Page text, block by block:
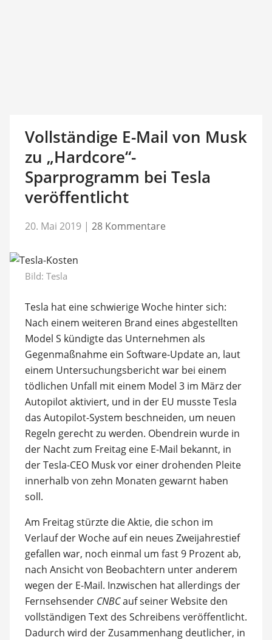
Vollständige E-Mail von Musk
zu „Hardcore“-
Sparprogramm bei Tesla
veröffentlicht
20. Mai 2019 | 28 Kommentare
Bild: Tesla
Tesla hat eine schwierige Woche hinter sich:
Nach einem weiteren Brand eines abgestellten
Model S kündigte das Unternehmen als
Gegenmaßnahme ein Software-Update an, laut
einem Untersuchungsbericht war bei einem
tödlichen Unfall mit einem Model 3 im März der
Autopilot aktiviert, und in der EU musste Tesla
das Autopilot-System beschneiden, um neuen
Regeln gerecht zu werden. Obendrein wurde in
der Nacht zum Freitag eine E-Mail bekannt, in
der Tesla-CEO Musk vor einer drohenden Pleite
innerhalb von zehn Monaten gewarnt haben
soll.
Am Freitag stürzte die Aktie, die schon im
Verlauf der Woche auf ein neues Zweijahrestief
gefallen war, noch einmal um fast 9 Prozent ab,
nach Ansicht von Beobachtern unter anderem
wegen der E-Mail. Inzwischen hat allerdings der
Fernsehsender CNBCauf seiner Website den
vollständigen Text des Schreibens veröffentlicht.
Dadurch wird der Zusammenhang deutlicher, in